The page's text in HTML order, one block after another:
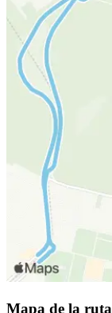
Mapa de la